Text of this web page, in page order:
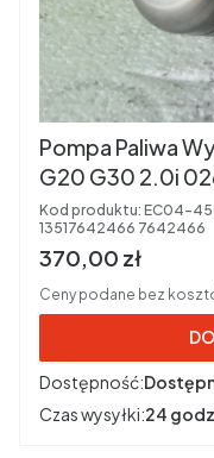
Pompa Paliwa
G20 G30 2.0i 0261520258 13517642466
7642466
Kod produktu: EC04-
13517642466 7642466
Cena brutto
370,00 zł
Ceny podane bez
Dostępność:
Czas wysyłki:24